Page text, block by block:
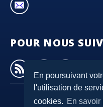
En poursuivant
l'utilisation de
cookies. En savoir
POUR NOUS